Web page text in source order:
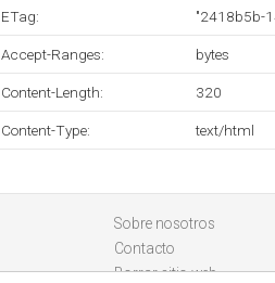
ETag: "2418b5b-
Accept-Ranges: bytes
Content-Length: 320
Content-Type: text/html
Sobre nosotros
Contacto
Borrar sitio web